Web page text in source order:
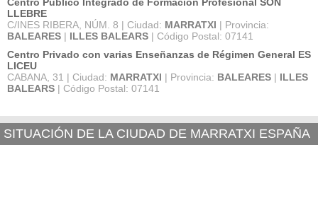
LLEBRE
C/INES RIBERA, NÚM. 8 | Ciudad: MARRATXI | Provincia:
BALEARES | ILLES BALEARS | Código Postal: 07141
Centro Privado con varias Enseñanzas de Régimen General ES
LICEU
CABANA, 31 | Ciudad: MARRATXI | Provincia: BALEARES | ILLES
BALEARS | Código Postal: 07141
SITUACIÓN DE LA CIUDAD DE MARRATXI ESPAÑA